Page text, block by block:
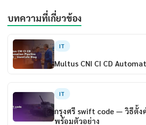
บทความที่เกี่ยวข้อง
IT
Multus CNI CI CD
IT
กรุงศรี swift code — วิธีตั้ง
พร้อมตัวอย่าง